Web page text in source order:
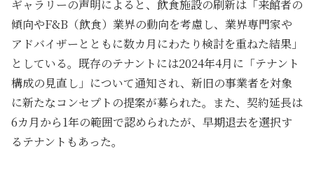
ギャラリーの声明によると、飲食施設の刷新は「来館者の
傾向やF&B（飲食）業界の動向を考慮し、業界専門家や
アドバイザーとともに数カ月にわたり検討を重ねた結果」
としている。既存のテナントには2024年4月に「テナント
構成の見直し」について通知され、新旧の事業者を対象
に新たなコンセプトの提案が募られた。また、契約延長は
6カ月から1年の範囲で認められたが、早期退去を選択す
るテナントもあった。